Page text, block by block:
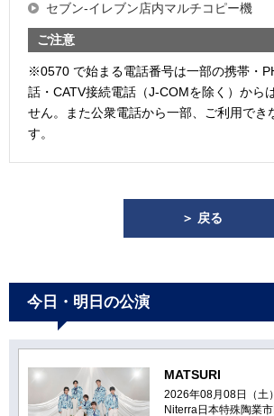
セブン-イレブン店内マルチコピー機
ご注意
※0570 で始まる電話番号は一部の携帯・
話・CATV接続電話（J-COMを除く）から
せん。また公衆電話から一部、ご利用でき
す。
＞ 戻る
今日・明日の公演
MATSURI
2026年08月08日（土）
Niterra日本特殊陶業